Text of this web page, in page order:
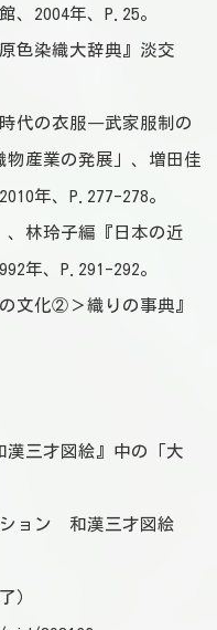
、2004年、P.25。
色染織大辞典』淡交
代の衣服―武家服制の
産業の発展」、増田佳
年、P.277-278。
林玲子編『日本の近
年、P.291-292。
文化②＞織りの事典』
三才図絵』中の「大
ション 和漢三才図絵
了）